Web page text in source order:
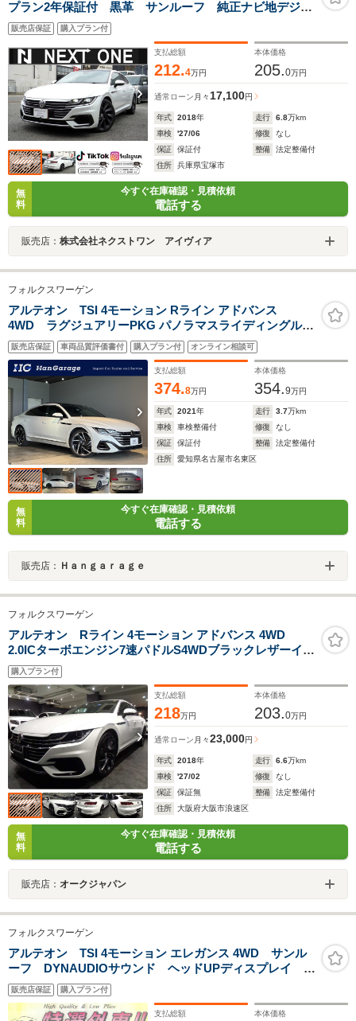
プラン2年保証付 黒革 サンルーフ 純正ナビ地デジ全
周囲カメラDレコETC パワーバックドア パワーシー
ト/ヒーター アンビエントライト ブラインドスポット
モニター アダプティブクルコン 衝突軽減
販売店保証 購入プラン付
支払総額
212.4万円
本体価格
205.0万円
通常ローン 月々17,100円
年式 2018年 走行 6.8万km
車検
'27/06 修復
なし
保証
保証付 整備
法定整備付
住所
兵庫県宝塚市
無
料
今すぐ在庫確認・見積依頼
電話する
販売店： 株式会社ネクストワン アイヴィア
フォルクスワーゲン
アルテオン TSI 4モーション Rライン アドバンス
4WD ラグジュアリーPKG パノラマスライディングルー
フ HarmanKardonプレミアムサウンドシステム オールイ
ンセーフティ アダプティブクルーズコントロール 純正ナ
ビTV アラウンドビューカメラ 禁煙車 3ゾーンエアコン
販売店保証 車両品質評価書付 購入プラン付 オンライン相談可
支払総額
374.8万円
本体価格
354.9万円
年式 2021年 走行 3.7万km
車検
車検整備付 修復
なし
保証
保証付 整備
法定整備付
住所
愛知県名古屋市名東区
無
料
今すぐ在庫確認・見積依頼
電話する
販売店： Ｈａｎｇａｒａｇｅ
フォルクスワーゲン
アルテオン Rライン 4モーション アドバンス 4WD
2.0ICターボエンジン7速パドルS4WDブラックレザーイン
テリアCARPLAYナビTV360度カメラアダブティブクルー
ズCパワーシートシートヒーター電動Rゲートデジタルコ
ックピットLEDライトRラインエアロRライン20アルミ
ETC
購入プラン付
支払総額
218万円
本体価格
203.0万円
通常ローン 月々23,000円
年式 2018年 走行 6.6万km
車検
'27/02 修復
なし
保証
保証無 整備
法定整備付
住所
大阪府大阪市浪速区
無
料
今すぐ在庫確認・見積依頼
電話する
販売店： オークジャパン
フォルクスワーゲン
アルテオン TSI 4モーション エレガンス 4WD サンル
ーフ DYNAUDIOサウンド ヘッドUPディスプレイ ナ
ビTV 360度カメラ ソナー 電動メモリーシート 電動
リアゲート ACC ETC LED スマートキー
AppleCar USB Bluetooth パドルシフト 衝突軽減
販売店保証 購入プラン付
支払総額 本体価格